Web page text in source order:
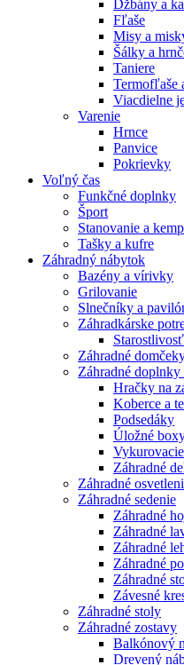
Džbány a
Fľaše
Misy a
Šálky a
Taniere
Termofľaše
Viacdielne
Varenie
Hrnce
Panvice
Pokrievky
Voľný čas
Funkčné doplnky
Šport
Stanovanie a
Tašky a kufre
Záhradný nábytok
Bazény a vírivky
Grilovanie
Slnečníky a
Záhradkárske
Záhradné
Záhradné doplnky
Hračky na
Koberce a
Podsedáky
Úložné
Záhradné
Záhradné
Záhradné sedenie
Záhradné
Záhradné
Záhradné
Záhradné
Záhradné
Závesné
Záhradné stoly
Záhradné zostavy
Balkónový
Drevený